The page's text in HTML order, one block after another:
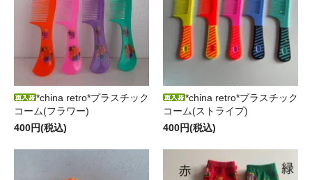
*china retro*プラスチック
コーム(フラワー)
400円(税込)
*china retro*プラスチック
コーム(ストライプ)
400円(税込)